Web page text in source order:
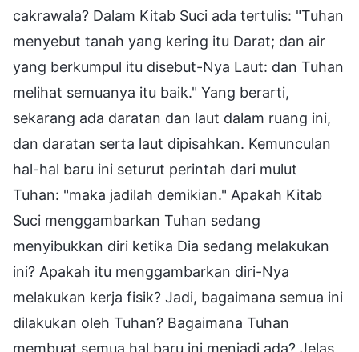
cakrawala? Dalam Kitab Suci ada tertulis: "Tuhan
menyebut tanah yang kering itu Darat; dan air
yang berkumpul itu disebut-Nya Laut: dan Tuhan
melihat semuanya itu baik." Yang berarti,
sekarang ada daratan dan laut dalam ruang ini,
dan daratan serta laut dipisahkan. Kemunculan
hal-hal baru ini seturut perintah dari mulut
Tuhan: "maka jadilah demikian." Apakah Kitab
Suci menggambarkan Tuhan sedang
menyibukkan diri ketika Dia sedang melakukan
ini? Apakah itu menggambarkan diri-Nya
melakukan kerja fisik? Jadi, bagaimana semua ini
dilakukan oleh Tuhan? Bagaimana Tuhan
membuat semua hal baru ini menjadi ada? Jelas